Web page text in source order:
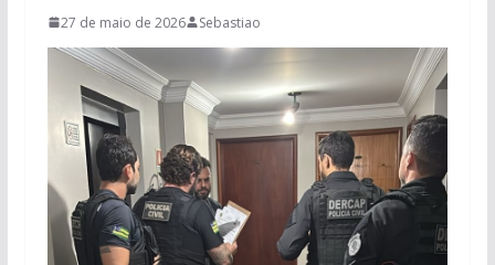
27 de maio de 2026 Sebastiao